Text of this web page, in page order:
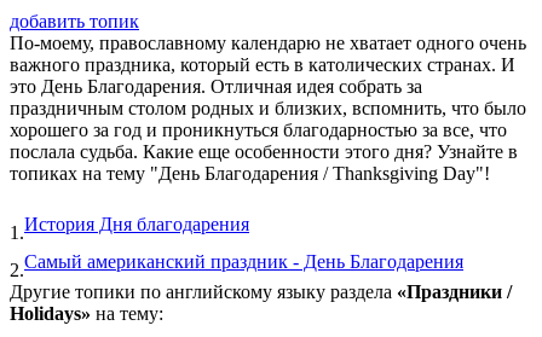
добавить топик
По-моему, православному календарю не хватает одного очень
важного праздника, который есть в католических странах. И
это День Благодарения. Отличная идея собрать за
праздничным столом родных и близких, вспомнить, что было
хорошего за год и проникнуться благодарностью за все, что
послала судьба. Какие еще особенности этого дня? Узнайте в
топиках на тему "День Благодарения / Thanksgiving Day"!
1.История Дня благодарения
2.Самый американский праздник - День Благодарения
Другие топики по английскому языку раздела «Праздники /
Holidays» на тему: